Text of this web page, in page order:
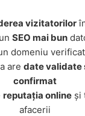
vizitatorilor
SEO mai bun
domeniu verificat
are date validate
confirmat
reputația online și
afacerii